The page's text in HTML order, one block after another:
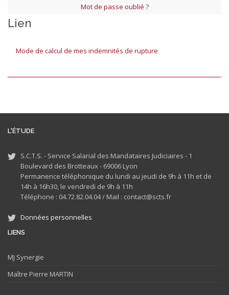
Mot de passe oublié ?
Lien
Mode de calcul de mes indemnités de rupture
L'ÉTUDE
S.C.T.S. - Service Salarial des Mandataires Judiciaires - 1
Boulevard des Brotteaux - 69006 Lyon
Permanence téléphonique du lundi au jeudi de 9h à 11h et de
14h à 16h30, le vendredi de 9h à 11h
Téléphone : 04.72.82.04.04 / Mail : contact@scts.fr
Données personnelles
LIENS
MJ Synergie
Maître Pierre MARTIN